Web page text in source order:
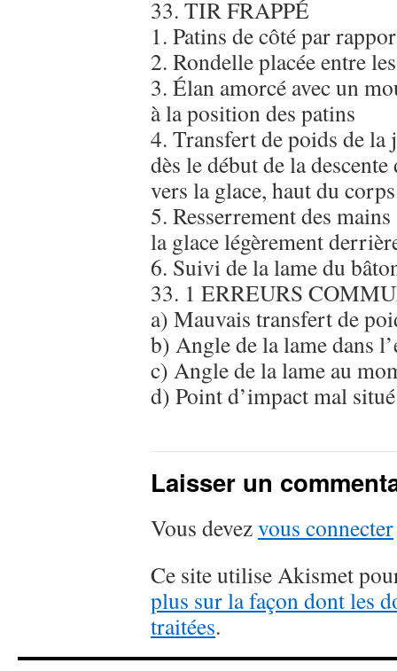
33. TIR FRAPPÉ
1. Patins de côté par
2. Rondelle placée entre
3. Élan amorcé avec un
à la position des patins
4. Transfert de poids de la
dès le début de la
vers la glace, haut du
5. Resserrement des
la glace légèrement
6. Suivi de la lame du
33. 1 ERREURS
a) Mauvais transfert de
b) Angle de la lame dans
c) Angle de la lame au
d) Point d’impact mal situé
Laisser un
Vous devezvous connecter
Ce site utilise Akismet
plus sur la façon dont les
traitées.